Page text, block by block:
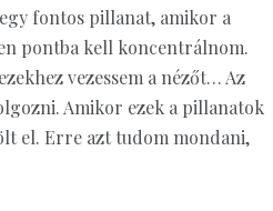
fontos pillanat, amikor a
pontba kell koncentrálnom.
vezessem a nézőt… Az
Amikor ezek a pillanatok
el. Erre azt tudom mondani,